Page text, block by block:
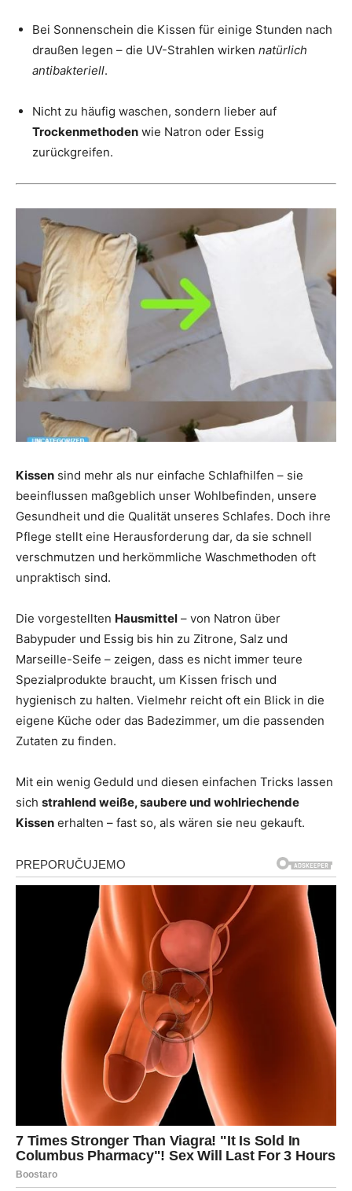
Bei Sonnenschein die Kissen für einige Stunden nach
draußen legen – die UV-Strahlen wirken natürlich
antibakteriell.
Nicht zu häufig waschen, sondern lieber auf
Trockenmethoden wie Natron oder Essig
zurückgreifen.
Kissen sind mehr als nur einfache Schlafhilfen – sie
beeinflussen maßgeblich unser Wohlbefinden, unsere
Gesundheit und die Qualität unseres Schlafes. Doch ihre
Pflege stellt eine Herausforderung dar, da sie schnell
verschmutzen und herkömmliche Waschmethoden oft
unpraktisch sind.
Die vorgestellten Hausmittel – von Natron über
Babypuder und Essig bis hin zu Zitrone, Salz und
Marseille-Seife – zeigen, dass es nicht immer teure
Spezialprodukte braucht, um Kissen frisch und
hygienisch zu halten. Vielmehr reicht oft ein Blick in die
eigene Küche oder das Badezimmer, um die passenden
Zutaten zu finden.
Mit ein wenig Geduld und diesen einfachen Tricks lassen
sich strahlend weiße, saubere und wohlriechende
Kissen erhalten – fast so, als wären sie neu gekauft.